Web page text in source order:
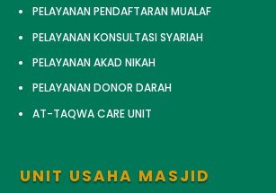
PELAYANAN PENDAFTARAN MUALAF
PELAYANAN KONSULTASI SYARIAH
PELAYANAN AKAD NIKAH
PELAYANAN DONOR DARAH
AT-TAQWA CARE UNIT
UNIT USAHA MASJID